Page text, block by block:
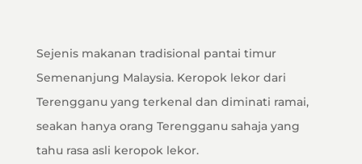
Sejenis makanan tradisional pantai timur
Semenanjung Malaysia. Keropok lekor dari
Terengganu yang terkenal dan diminati ramai,
seakan hanya orang Terengganu sahaja yang
tahu rasa asli keropok lekor.